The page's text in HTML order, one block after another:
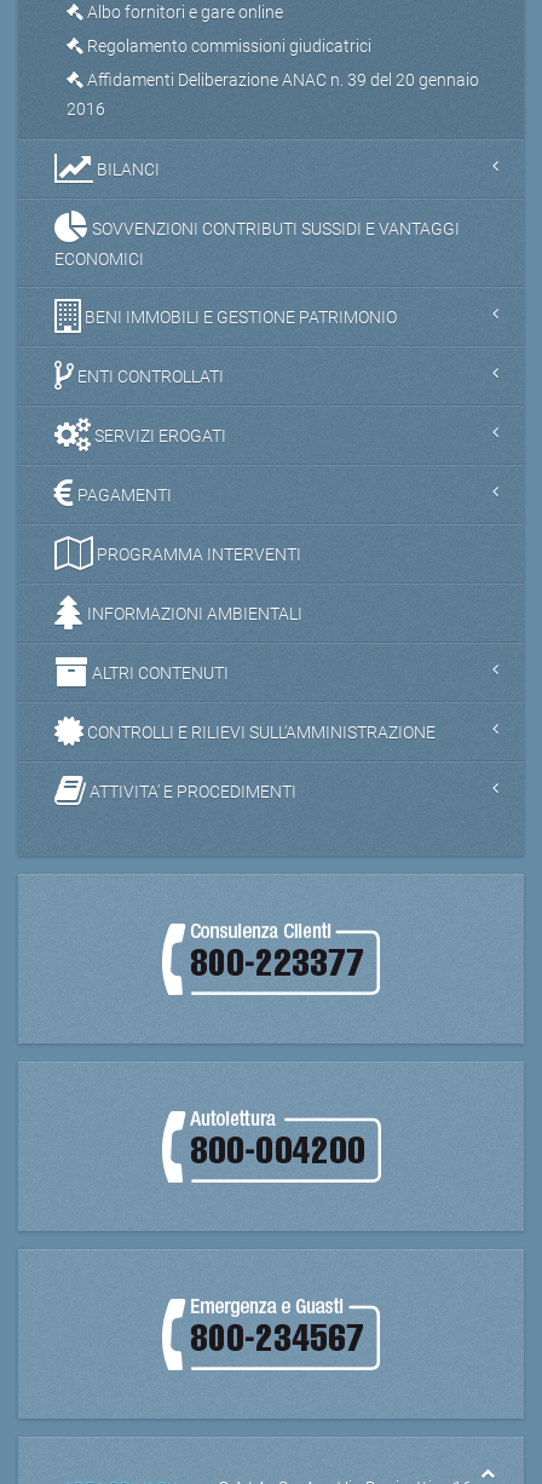
Albo fornitori e gare online
Regolamento commissioni giudicatrici
Affidamenti Deliberazione ANAC n. 39 del 20 gennaio
2016
BILANCI
SOVVENZIONI CONTRIBUTI SUSSIDI E VANTAGGI
ECONOMICI
BENI IMMOBILI E GESTIONE PATRIMONIO
ENTI CONTROLLATI
SERVIZI EROGATI
PAGAMENTI
PROGRAMMA INTERVENTI
INFORMAZIONI AMBIENTALI
ALTRI CONTENUTI
CONTROLLI E RILIEVI SULL'AMMINISTRAZIONE
ATTIVITA' E PROCEDIMENTI